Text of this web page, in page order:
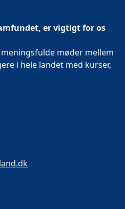
er vigtigt for os
møder mellem
i hele landet med kurser,